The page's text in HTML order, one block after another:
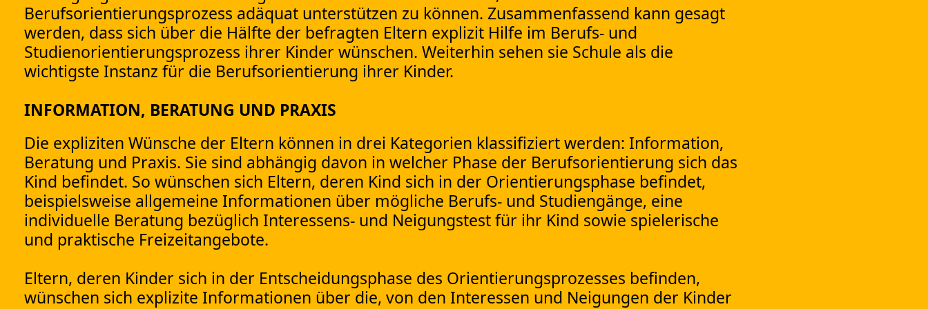
Berufsorientierungsprozess adäquat unterstützen zu können. Zusammenfassend kann gesagt
werden, dass sich über die Hälfte der befragten Eltern explizit Hilfe im Berufs- und
Studienorientierungsprozess ihrer Kinder wünschen. Weiterhin sehen sie Schule als die
wichtigste Instanz für die Berufsorientierung ihrer Kinder.
INFORMATION, BERATUNG UND PRAXIS
Die expliziten Wünsche der Eltern können in drei Kategorien klassifiziert werden: Information,
Beratung und Praxis. Sie sind abhängig davon in welcher Phase der Berufsorientierung sich das
Kind befindet. So wünschen sich Eltern, deren Kind sich in der Orientierungsphase befindet,
beispielsweise allgemeine Informationen über mögliche Berufs- und Studiengänge, eine
individuelle Beratung bezüglich Interessens- und Neigungstest für ihr Kind sowie spielerische
und praktische Freizeitangebote.
Eltern, deren Kinder sich in der Entscheidungsphase des Orientierungsprozesses befinden,
wünschen sich explizite Informationen über die, von den Interessen und Neigungen der Kinder